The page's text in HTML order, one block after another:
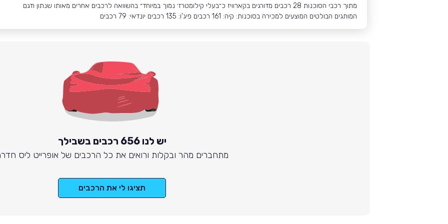
מתוך רכבי הסוכנות 28 רכבים מדורגים בקארוויז כ״בעלי קילומטרז׳ נמוך במיוחד״ בהשוואה לרכבים אחרים מאותו שנתון ודגם
המותגים הבולטים המוצעים למכירה בסוכנות: קיה: 161 רכבים פיג'ו: 135 רכבים יונדאי: 79 רכבים
יש לנו 656 רכבים בשבילך
מתחברים מהר ובקלות ורואים את כל הרכבים של אופרייט ליס
תציגו לי את הרכבים